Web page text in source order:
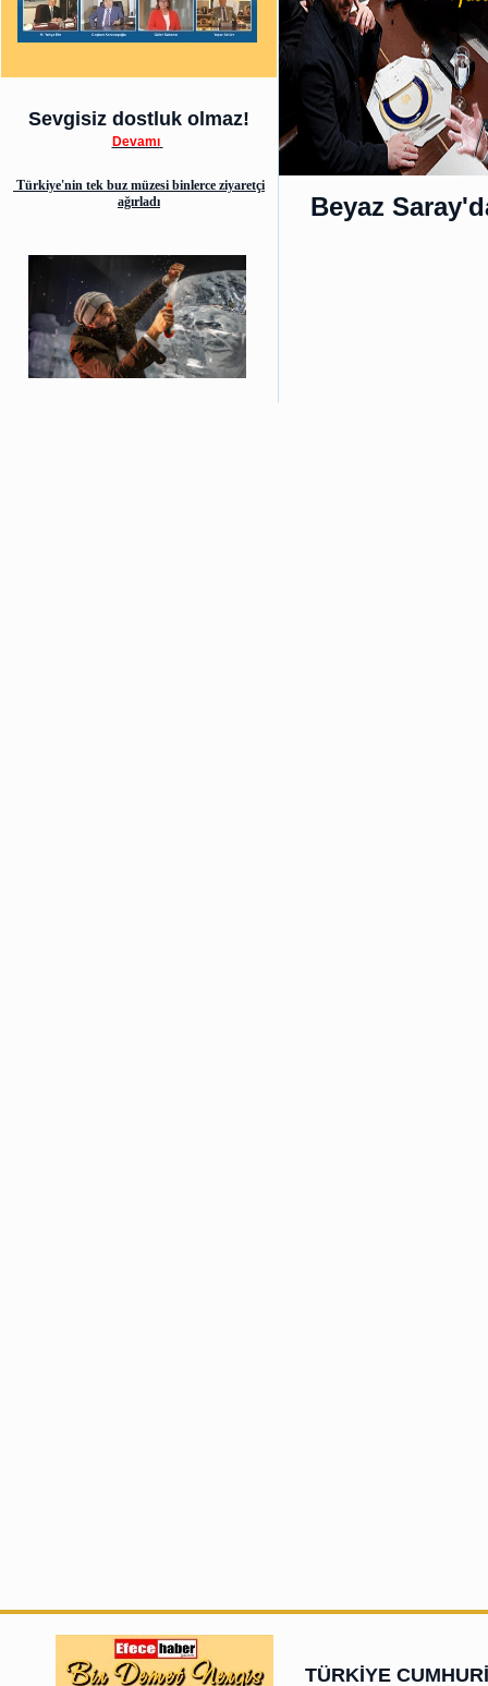
Sevgisiz dostluk olmaz!
Devamı
Türkiye'nin tek buz müzesi binlerce ziyaretçi
ağırladı
Beyaz
TÜRKİYE